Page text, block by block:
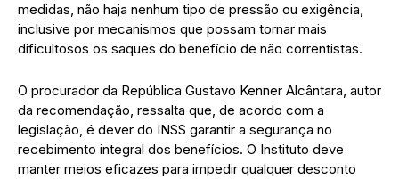
medidas, não haja nenhum tipo de pressão ou exigência,
inclusive por mecanismos que possam tornar mais
dificultosos os saques do benefício de não correntistas.
O procurador da República Gustavo Kenner Alcântara, autor
da recomendação, ressalta que, de acordo com a
legislação, é dever do INSS garantir a segurança no
recebimento integral dos benefícios. O Instituto deve
manter meios eficazes para impedir qualquer desconto